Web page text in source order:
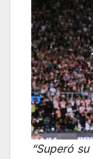
“Superó